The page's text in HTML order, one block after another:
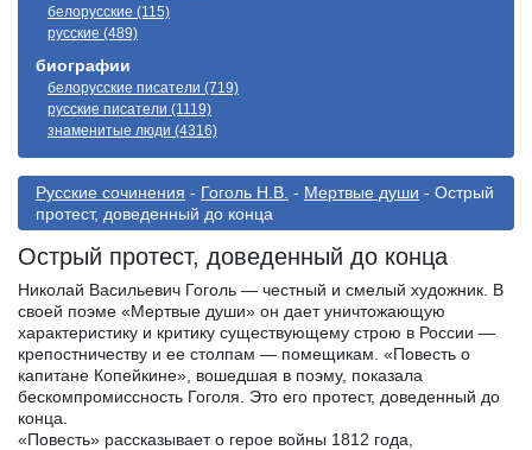
белорусские (115)
русские (489)
биографии
белорусские писатели (719)
русские писатели (1119)
знаменитые люди (4316)
Русские сочинения - Гоголь Н.В. - Мертвые души - Острый
протест, доведенный до конца
Острый протест, доведенный до конца
Николай Васильевич Гоголь — честный и смелый художник. В
своей поэме «Мертвые души» он дает уничтожающую
характеристику и критику существующему строю в России —
крепостничеству и ее столпам — помещикам. «Повесть о
капитане Копейкине», вошедшая в поэму, показала
бескомпромиссность Гоголя. Это его протест, доведенный до
конца.
«Повесть» рассказывает о герое войны 1812 года,